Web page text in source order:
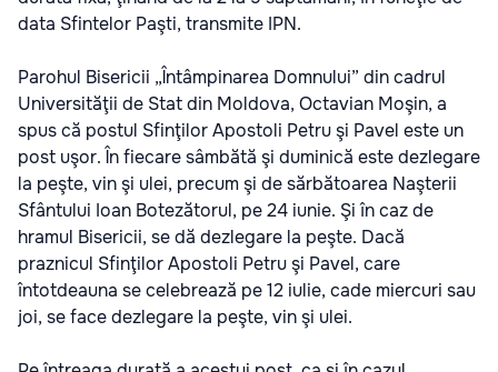
data Sfintelor Paşti, transmite IPN.
Parohul Bisericii „Întâmpinarea Domnului” din cadrul
Universităţii de Stat din Moldova, Octavian Moşin, a
spus că postul Sfinţilor Apostoli Petru şi Pavel este un
post uşor. În fiecare sâmbătă şi duminică este dezlegare
la peşte, vin şi ulei, precum şi de sărbătoarea Naşterii
Sfântului Ioan Botezătorul, pe 24 iunie. Şi în caz de
hramul Bisericii, se dă dezlegare la peşte. Dacă
praznicul Sfinţilor Apostoli Petru şi Pavel, care
întotdeauna se celebrează pe 12 iulie, cade miercuri sau
joi, se face dezlegare la peşte, vin şi ulei.